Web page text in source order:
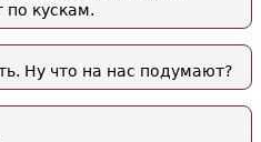
по кускам.
Ну что на нас подумают?